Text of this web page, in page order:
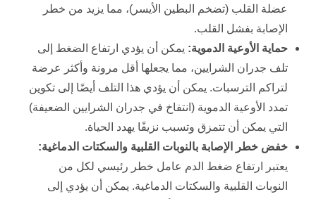
عضلة القلب (تضخم البطين الأيسر)، مما يزيد من خطر
الإصابة بفشل القلب.
حماية الأوعية الدموية: يمكن أن يؤدي ارتفاع الضغط إلى
تلف جدران الشرايين، مما يجعلها أقل مرونة وأكثر عرضة
لتراكم الترسبات. يمكن أن يؤدي هذا التلف أيضًا إلى تكوين
تمدد الأوعية الدموية (انتفاخ في جدران الشرايين الضعيفة)
التي يمكن أن تتمزق وتسبب نزيفًا يهدد الحياة.
خفض خطر الإصابة بالنوبات القلبية والسكتات الدماغية:
يعتبر ارتفاع ضغط الدم عامل خطر رئيسي لكل من
النوبات القلبية والسكتات الدماغية. يمكن أن يؤدي إلى